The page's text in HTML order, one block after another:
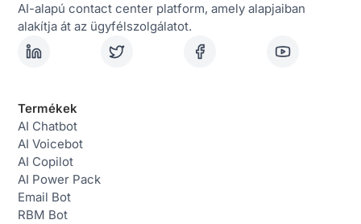
AI-alapú contact center platform, amely alapjaiban
alakítja át az ügyfélszolgálatot.
Termékek
AI Chatbot
AI Voicebot
AI Copilot
AI Power Pack
Email Bot
RBM Bot